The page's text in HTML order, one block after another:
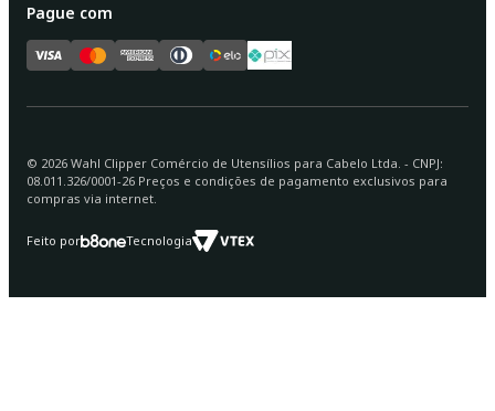
Pague com
© 2026 Wahl Clipper Comércio de Utensílios para Cabelo Ltda. - CNPJ:
08.011.326/0001-26 Preços e condições de pagamento exclusivos para
compras via internet.
Feito por Tecnologia